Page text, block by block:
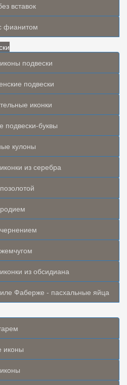
вставок
фианитом
подвески
подвески
иконки
подвески-буквы
кулоны
из серебра
из обсидиана
Фаберже - пасхальные яйца
иконы